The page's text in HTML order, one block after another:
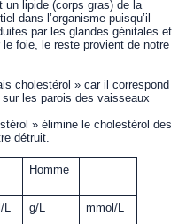
un lipide (corps gras) de la
dans l’organisme puisqu’il
par les glandes génitales et
foie, le reste provient de notre
cholestérol » car il correspond
les parois des vaisseaux
» élimine le cholestérol des
détruit.
Homme
g/L
mmol/L